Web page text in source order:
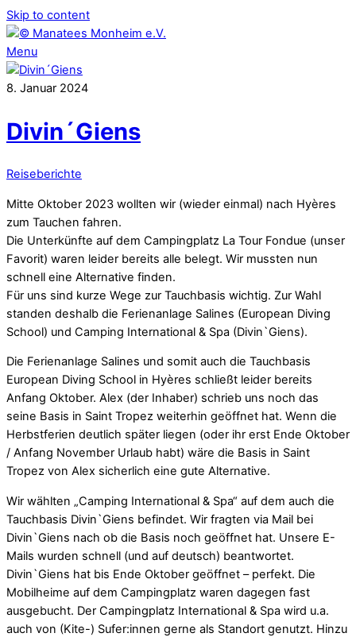
Skip to content
Menu
8. Januar 2024
Divin´Giens
Reiseberichte
Mitte Oktober 2023 wollten wir (wieder einmal) nach Hyères
zum Tauchen fahren.
Die Unterkünfte auf dem Campingplatz La Tour Fondue (unser
Favorit) waren leider bereits alle belegt. Wir mussten nun
schnell eine Alternative finden.
Für uns sind kurze Wege zur Tauchbasis wichtig. Zur Wahl
standen deshalb die Ferienanlage Salines (European Diving
School) und Camping International & Spa (Divin`Giens).
Die Ferienanlage Salines und somit auch die Tauchbasis
European Diving School in Hyères schließt leider bereits
Anfang Oktober. Alex (der Inhaber) schrieb uns noch das
seine Basis in Saint Tropez weiterhin geöffnet hat. Wenn die
Herbstferien deutlich später liegen (oder ihr erst Ende Oktober
/ Anfang November Urlaub habt) wäre die Basis in Saint
Tropez von Alex sicherlich eine gute Alternative.
Wir wählten „Camping International & Spa“ auf dem auch die
Tauchbasis Divin`Giens befindet. Wir fragten via Mail bei
Divin`Giens nach ob die Basis noch geöffnet hat. Unsere E-
Mails wurden schnell (und auf deutsch) beantwortet.
Divin`Giens hat bis Ende Oktober geöffnet – perfekt. Die
Mobilheime auf dem Campingplatz waren dagegen fast
ausgebucht. Der Campingplatz International & Spa wird u.a.
auch von (Kite-) Sufer:innen gerne als Standort genutzt. Hinzu